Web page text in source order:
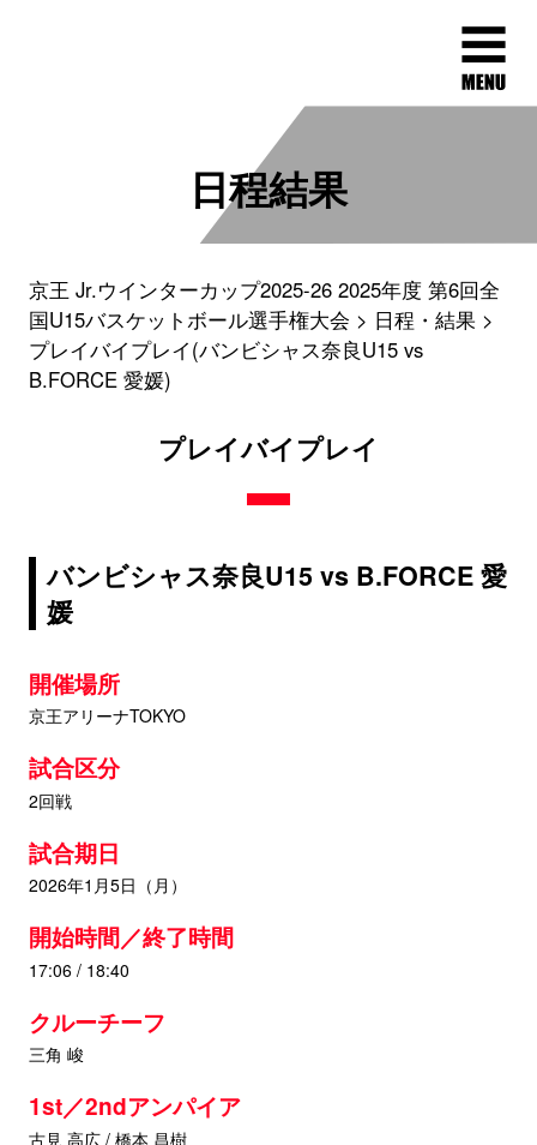
日程結果
京王 Jr.ウインターカップ2025-26 2025年度 第6回全
国U15バスケットボール選手権大会
日程・結果
プレイバイプレイ(バンビシャス奈良U15 vs
B.FORCE 愛媛)
プレイバイプレイ
バンビシャス奈良U15 vs B.FORCE 愛
媛
開催場所
京王アリーナTOKYO
試合区分
2回戦
試合期日
2026年1月5日（月）
開始時間／終了時間
17:06 / 18:40
クルーチーフ
三角 峻
1st／2ndアンパイア
古見 高広 / 橋本 昌樹